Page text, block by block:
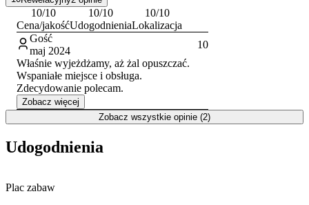
15:00 do 23:00, a wymeldowanie należy zrealizować do godziny
11:00.
10/10
Cena/jakość
10/10
Udogodnienia
10/10
Lokalizacja
Gość
maj 2024
10
Właśnie wyjeżdżamy, aż żal opuszczać.
Wspaniałe miejsce i obsługa.
Zdecydowanie polecam.
Zobacz więcej
Zobacz wszystkie opinie (2)
Udogodnienia
Plac zabaw